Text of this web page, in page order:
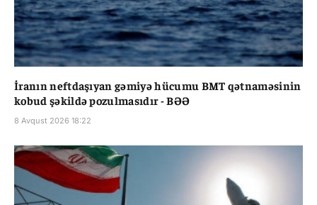
İranın neftdaşıyan gəmiyə hücumu BMT qətnaməsinin
kobud şəkildə pozulmasıdır - BƏƏ
8 Avqust 2026 18:22